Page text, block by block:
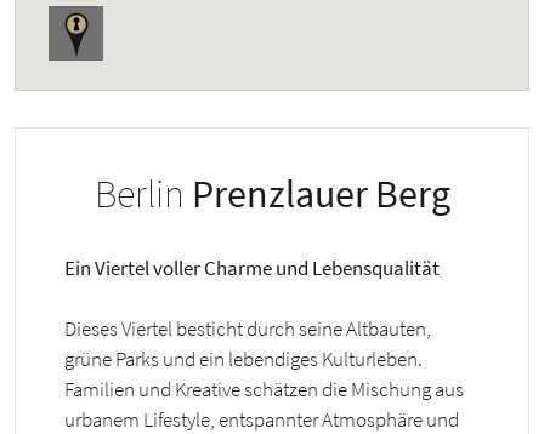
Berlin Prenzlauer Berg
Ein Viertel voller Charme und Lebensqualität
Dieses Viertel besticht durch seine Altbauten,
grüne Parks und ein lebendiges Kulturleben.
Familien und Kreative schätzen die Mischung aus
urbanem Lifestyle, entspannter Atmosphäre und